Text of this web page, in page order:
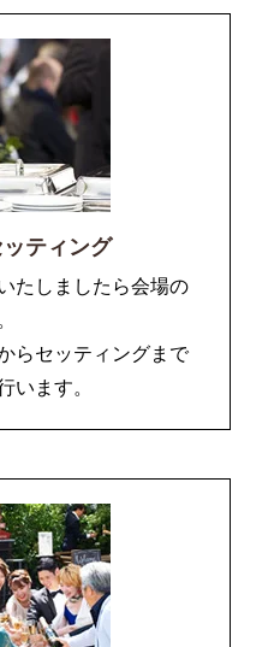
ティング
たしましたら会場の
らセッティングまで
います。